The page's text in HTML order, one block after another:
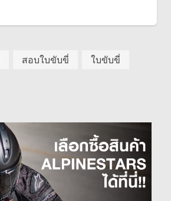
สอบใบขับขี่
ใบขับขี่